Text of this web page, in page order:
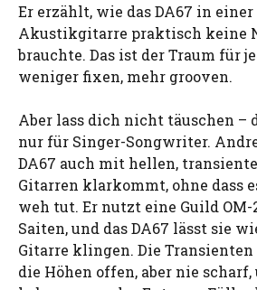
Er erzählt, wie das DA67 in einer
Akustikgitarre praktisch keine
brauchte. Das ist der Traum für
weniger fixen, mehr grooven.
Aber lass dich nicht täuschen –
nur für Singer-Songwriter.
DA67 auch mit hellen,
Gitarren klarkommt, ohne dass
weh tut. Er nutzt eine Guild
Saiten, und das DA67 lässt sie
Gitarre klingen. Die
die Höhen offen, aber nie